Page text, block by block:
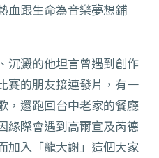
血跟生命為音樂夢想鋪
沉澱的他坦言曾遇到創作
賽的朋友接連發片，有一
，還跑回台中老家的餐廳
緣際會遇到高爾宣及芮德
加入「龍大謝」這個大家